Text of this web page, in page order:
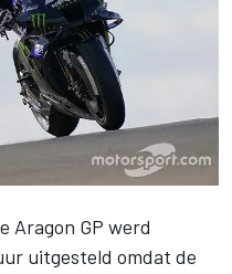
Aragon GP werd
uitgesteld omdat de